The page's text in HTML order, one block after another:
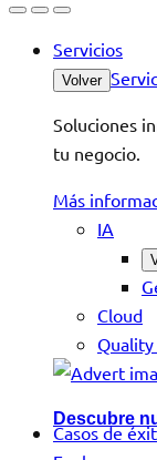
Servicios
Volver
Soluciones
tu negocio.
Más
IA
Cloud
Descubre
Casos de